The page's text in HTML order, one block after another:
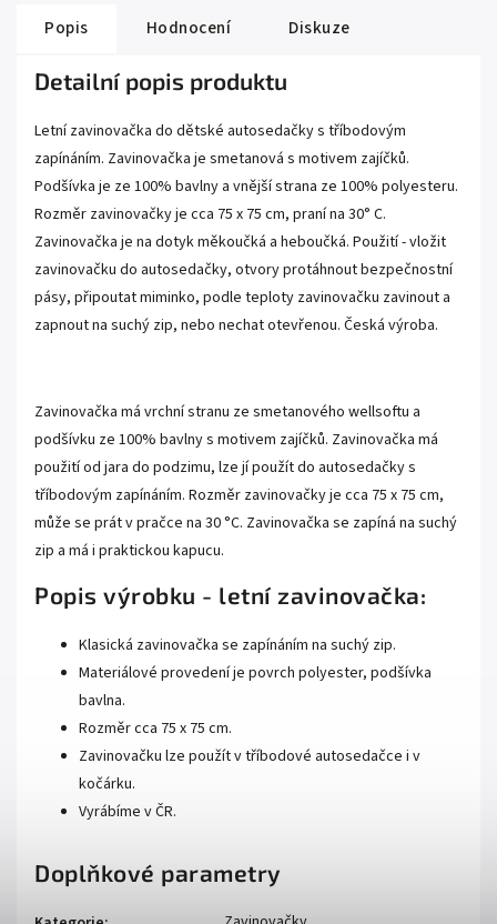
Popis Hodnocení Diskuze
Detailní popis produktu
Letní zavinovačka do dětské autosedačky s tříbodovým
zapínáním. Zavinovačka je smetanová s motivem zajíčků.
Podšívka je ze 100% bavlny a vnější strana ze 100% polyesteru.
Rozměr zavinovačky je cca 75 x 75 cm, praní na 30° C.
Zavinovačka je na dotyk měkoučká a heboučká. Použití - vložit
zavinovačku do autosedačky, otvory protáhnout bezpečnostní
pásy, připoutat miminko, podle teploty zavinovačku zavinout a
zapnout na suchý zip, nebo nechat otevřenou. Česká výroba.
Zavinovačka má vrchní stranu ze smetanového wellsoftu a
podšívku ze 100% bavlny s motivem zajíčků. Zavinovačka má
použití od jara do podzimu, lze jí použít do autosedačky s
tříbodovým zapínáním. Rozměr zavinovačky je cca 75 x 75 cm,
může se prát v pračce na 30 °C. Zavinovačka se zapíná na suchý
zip a má i praktickou kapucu.
Popis výrobku - letní zavinovačka:
Klasická zavinovačka se zapínáním na suchý zip.
Materiálové provedení je povrch polyester, podšívka
bavlna.
Rozměr cca 75 x 75 cm.
Zavinovačku lze použít v tříbodové autosedačce i v
kočárku.
Vyrábíme v ČR.
Doplňkové parametry